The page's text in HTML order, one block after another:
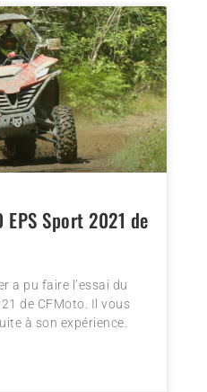
EPS Sport 2021 de
a pu faire l’essai du
de CFMoto. Il vous
à son expérience.